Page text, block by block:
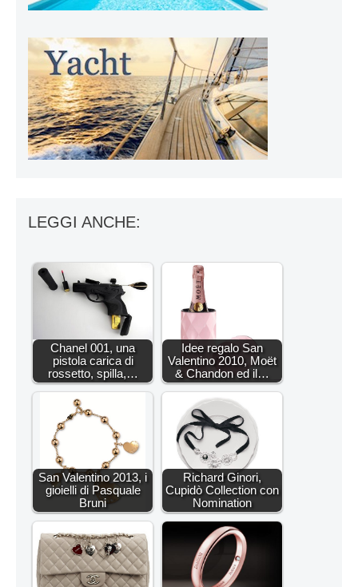
LEGGI ANCHE:
Chanel 001, una
pistola carica di
rossetto, spilla,…
Idee regalo San
Valentino 2010, Moët
& Chandon ed il…
San Valentino 2013, i
gioielli di Pasquale
Bruni
Richard Ginori,
Cupidò Collection con
Nomination